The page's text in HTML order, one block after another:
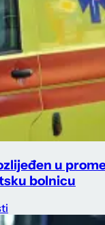
u
bolnicu